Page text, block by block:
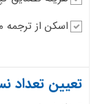
اسکن از ترجمه مدرک:
تعیین تعداد